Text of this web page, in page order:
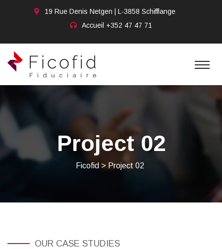
19 Rue Denis Netgen | L-3858 Schifflange
Accueil +352 47 47 71
Project 02
Ficofid > Project 02
OUR CASE STUDIES